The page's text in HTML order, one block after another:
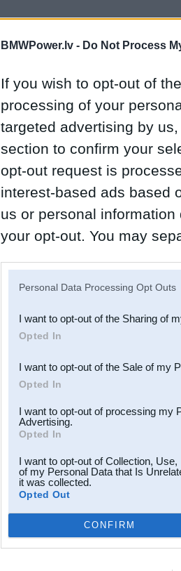
BMWPower.lv - Do Not Process
If you wish to opt-out of
processing of your
targeted advertising by
section to confirm your
opt-out request is
interest-based ads based
us or personal
your opt-out. You may
Downstream Participants
third parties.
Personal Data Processing Opt Outs
I want to opt-out of the Sharing of
Opted In
I want to opt-out of the Sale of my
Opted In
I want to opt-out of processing my
Advertising.
Opted In
I want to opt-out of Collection,
of my Personal Data that Is
it was collected.
Opted Out
CONFIRM